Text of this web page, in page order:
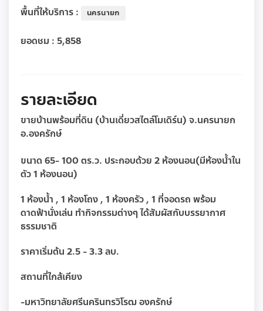
พื้นที่ให้บริการ :
นครนายก
ยอดชม : 5,858
รายละเอียด
ขายบ้านพร้อมที่ดิน (บ้านเดี่ยวสไตล์โมเดิร์น) จ.นครนายก
อ.องครักษ์
ขนาด 65- 100 ตร.ว. ประกอบด้วย 2 ห้องนอน(มีห้องน้ำใน
ตัว 1 ห้องนอน)
1 ห้องน้ำ , 1 ห้องโถง , 1 ห้องครัว , 1 ที่จอดรถ พร้อม
ดาดฟ้านั่งเล่น ทำกิจกรรมต่างๆ ได้สัมผัสกับบรรยากาศ
ธรรมชาติ
ราคาเริ่มต้น 2.5 - 3.3 ลบ.
สถานที่ใกล้เคียง
-มหาวิทยาลัยศรีนครินทรวิโรฒ องครักษ์